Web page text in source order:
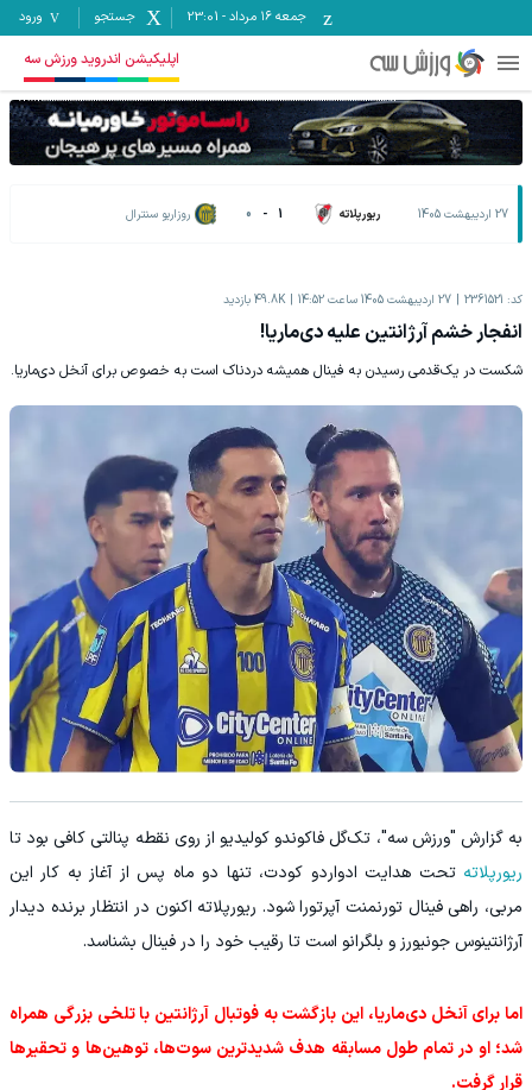
جمعه ۱۶ مرداد -
23:01 جستجو ورود
اپلیکیشن اندروید ورزش سه
27 اردیبهشت 1405 ریورپلاته 1
-
0 روزاریو سنترال
کد: 2361521 27 اردیبهشت 1405 ساعت 14:52 49.8K بازدید
انفجار خشم آرژانتین علیه دی‌ماریا!
شکست در یک‌قدمی رسیدن به فینال همیشه دردناک است به خصوص برای آنخل دی‌ماریا.
به گزارش "ورزش سه"، تک‌گل فاكوندو كولیدیو از روی نقطه پنالتی کافی بود تا
ریورپلاته تحت هدایت ادواردو کودت، تنها دو ماه پس از آغاز به کار این
مربی، راهی فینال تورنمنت آپرتورا شود. ریورپلاته اکنون در انتظار برنده دیدار
آرژانتینوس جونیورز و بلگرانو است تا رقیب خود را در فینال بشناسد.
اما برای آنخل دی‌ماریا، این بازگشت به فوتبال آرژانتین با تلخی بزرگی همراه
شد؛ او در تمام طول مسابقه هدف شدیدترین سوت‌ها، توهین‌ها و تحقیرها
قرار گرفت.